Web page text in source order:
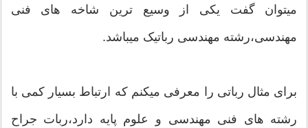
میتوان گفت یکی از وسیع ترین شاخه های فنی
مهندسی،رشته مهندسی رباتیک میباشد.
برای مثال رباتی را معرفی میکنم که ارتباط بسیار کمی با
رشته های فنی مهندسی و علوم پایه دارد،ربات جراح